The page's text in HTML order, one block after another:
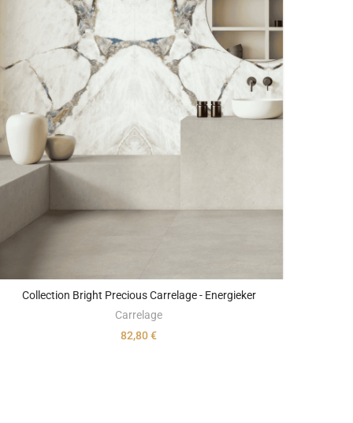
Collection Bright Precious Carrelage - Energieker
Carrelage
82,80 €